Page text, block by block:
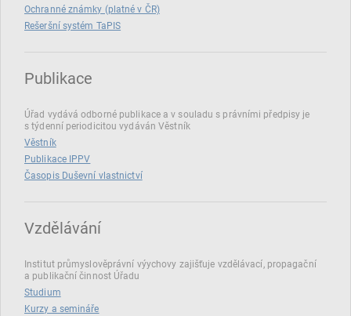
Ochranné známky (platné v ČR)
Rešeršní systém TaPIS
Publikace
Úřad vydává odborné publikace a v souladu s právními předpisy je
s týdenní periodicitou vydáván Věstník
Věstník
Publikace IPPV
Časopis Duševní vlastnictví
Vzdělávání
Institut průmyslověprávní výychovy zajišťuje vzdělávací, propagační
a publikační činnost Úřadu
Studium
Kurzy a semináře